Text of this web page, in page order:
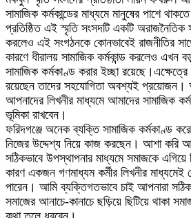
সামাজিক কর্মকান্ডের মাধ্যমে মানুষের পাশে
প্রতিষ্ঠিত এই স্মৃতি সংসদটি একটি
করলেও এই সংগঠনকে কোনভাবেই রাজনীতির
কারণে ধীরালয় সামাজিক কর্মকান্ড করলেও এখন
সামাজিক কর্মকাণ্ড করার ইচ্ছা রয়েছে।এক্ষেত্রে
রয়েছেন তাদের সহযোগিতা অবশ্যই প্রয়োজন।
আপনাদের লিখনীর মাধ্যমে আমাদের সামাজিক
ভূমিকা রাখবেন।
ফরিদগঞ্জে অনেক ব্যক্তি সামাজিক কর্মকাণ্ড
নিজের উদ্দেশ্য নিয়ে কাজ করছেন। আশা করি
সঠিকভাবে উপস্থাপনার মাধ্যমে সমাজকে এগিয়ে
কারণ একজন গণমাধ্যম কর্মীর লিখনীর
পারেন। আমি ব্যক্তিগতভাবে চাই আপনারা
সমাজের আনাচে-কানাচে ছড়িয়ে ছিটিয়ে থাকা